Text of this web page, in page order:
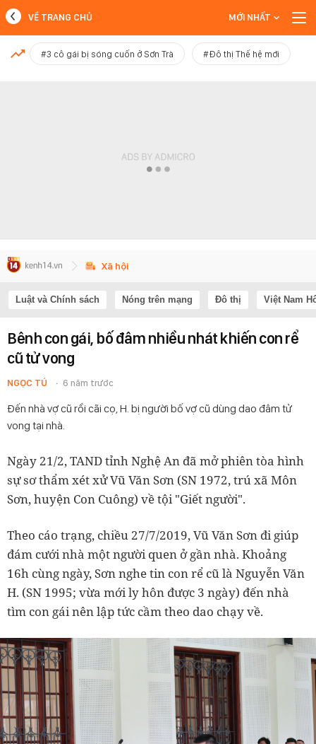
MỚI NHẤT
VỀ TRANG CHỦ MỚI NHẤT
#3 cô gái bị sóng cuốn ở Sơn Trà #Đô thị Thế hệ mới
Xã hội
Luật và Chính sách Nóng trên mạng Đô thị Việt Nam
Bênh con gái, bố đâm nhiều nhát khiến con rể
cũ tử vong
NGỌC TÚ 6 năm trước
Đến nhà vợ cũ rồi cãi cọ, H. bị người bố vợ cũ dùng dao đâm tử
vong tại nhà.
Ngày 21/2, TAND tỉnh Nghệ An đã mở phiên tòa hình
sự sơ thẩm xét xử Vũ Văn Sơn (SN 1972, trú xã Môn
Sơn, huyện Con Cuông) về tội "Giết người".
Theo cáo trạng, chiều 27/7/2019, Vũ Văn Sơn đi giúp
đám cưới nhà một người quen ở gần nhà. Khoảng
16h cùng ngày, Sơn nghe tin con rể cũ là Nguyễn Văn
H. (SN 1995; vừa mới ly hôn được 3 ngày) đến nhà
tìm con gái nên lập tức cầm theo dao chạy về.